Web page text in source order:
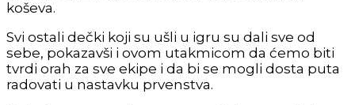
koševa.
Svi ostali dečki koji su ušli u igru su dali sve od
sebe, pokazavši i ovom utakmicom da ćemo biti
tvrdi orah za sve ekipe i da bi se mogli dosta puta
radovati u nastavku prvenstva.